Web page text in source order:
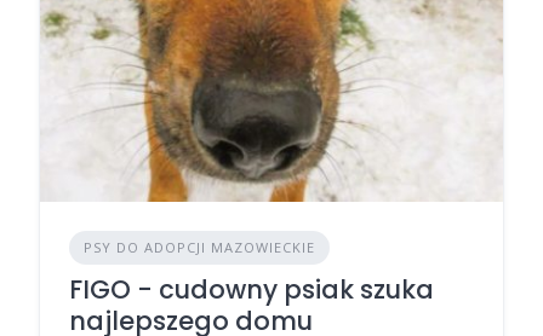
PSY DO ADOPCJI MAZOWIECKIE
FIGO - cudowny psiak szuka
najlepszego domu